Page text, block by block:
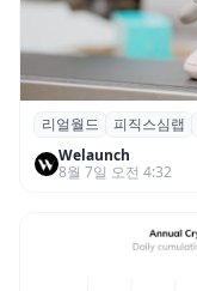
리얼월드, 로
휴머노이드 표
리얼월드 피직스심랩
Welaunch
8월 7일 오전 4:32